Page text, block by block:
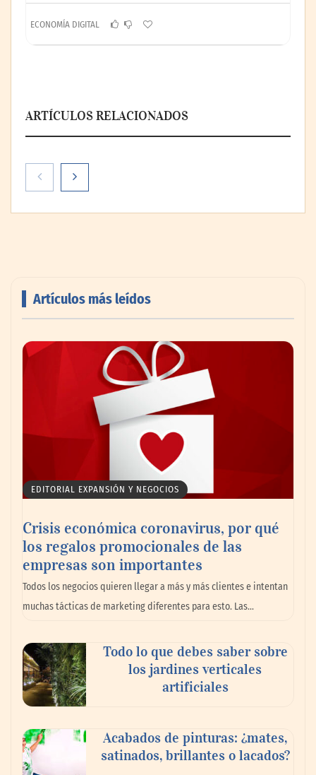
ECONOMÍA DIGITAL
ARTÍCULOS RELACIONADOS
impulsando la colaboración en el sector
La omnicanalidad redefine la forma de
planear viajes en México
Artículos más leídos
EDITORIAL EXPANSIÓN Y NEGOCIOS
Crisis económica coronavirus, por qué
los regalos promocionales de las
empresas son importantes
Todos los negocios quieren llegar a más y más clientes e intentan
muchas tácticas de marketing diferentes para esto. Las…
Todo lo que debes saber sobre
los jardines verticales
artificiales
Acabados de pinturas: ¿mates,
satinados, brillantes o lacados?